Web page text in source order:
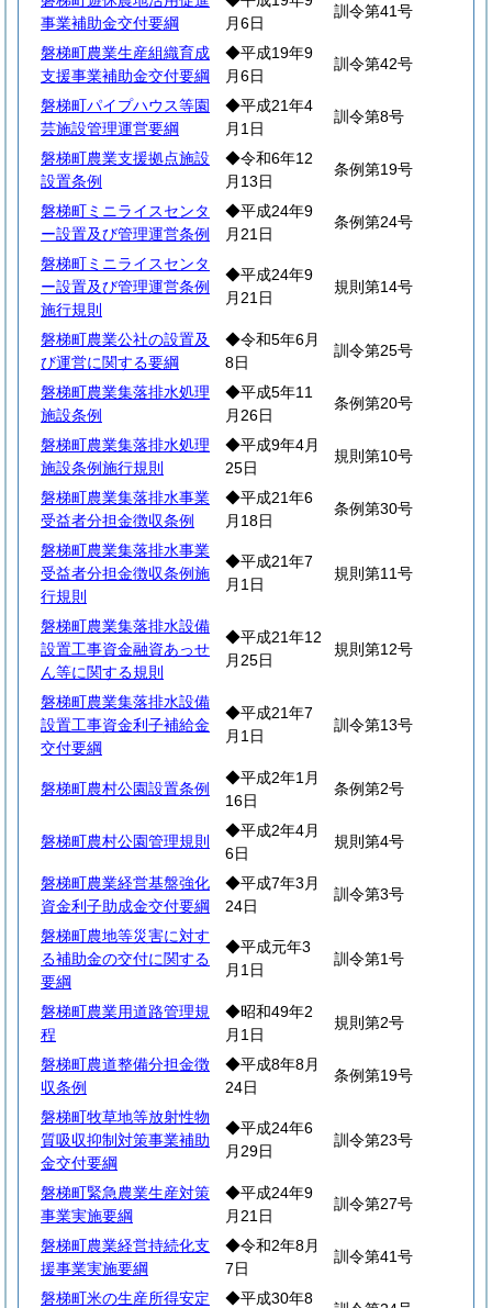
事業補助金交付要綱
月6日
訓令第41号
磐梯町農業生産組織育成
支援事業補助金交付要綱
◆平成19年9
月6日
訓令第42号
磐梯町パイプハウス等園
芸施設管理運営要綱
◆平成21年4
月1日
訓令第8号
磐梯町農業支援拠点施設
設置条例
◆令和6年12
月13日
条例第19号
磐梯町ミニライスセンタ
ー設置及び管理運営条例
◆平成24年9
月21日
条例第24号
磐梯町ミニライスセンタ
ー設置及び管理運営条例
施行規則
◆平成24年9
月21日
規則第14号
磐梯町農業公社の設置及
び運営に関する要綱
◆令和5年6月
8日
訓令第25号
磐梯町農業集落排水処理
施設条例
◆平成5年11
月26日
条例第20号
磐梯町農業集落排水処理
施設条例施行規則
◆平成9年4月
25日
規則第10号
磐梯町農業集落排水事業
受益者分担金徴収条例
◆平成21年6
月18日
条例第30号
磐梯町農業集落排水事業
受益者分担金徴収条例施
行規則
◆平成21年7
月1日
規則第11号
磐梯町農業集落排水設備
設置工事資金融資あっせ
ん等に関する規則
◆平成21年12
月25日
規則第12号
磐梯町農業集落排水設備
設置工事資金利子補給金
交付要綱
◆平成21年7
月1日
訓令第13号
磐梯町農村公園設置条例
◆平成2年1月
16日
条例第2号
磐梯町農村公園管理規則
◆平成2年4月
6日
規則第4号
磐梯町農業経営基盤強化
資金利子助成金交付要綱
◆平成7年3月
24日
訓令第3号
磐梯町農地等災害に対す
る補助金の交付に関する
要綱
◆平成元年3
月1日
訓令第1号
磐梯町農業用道路管理規
程
◆昭和49年2
月1日
規則第2号
磐梯町農道整備分担金徴
収条例
◆平成8年8月
24日
条例第19号
磐梯町牧草地等放射性物
質吸収抑制対策事業補助
金交付要綱
◆平成24年6
月29日
訓令第23号
磐梯町緊急農業生産対策
事業実施要綱
◆平成24年9
月21日
訓令第27号
磐梯町農業経営持続化支
援事業実施要綱
◆令和2年8月
7日
訓令第41号
磐梯町米の生産所得安定 ◆平成30年8